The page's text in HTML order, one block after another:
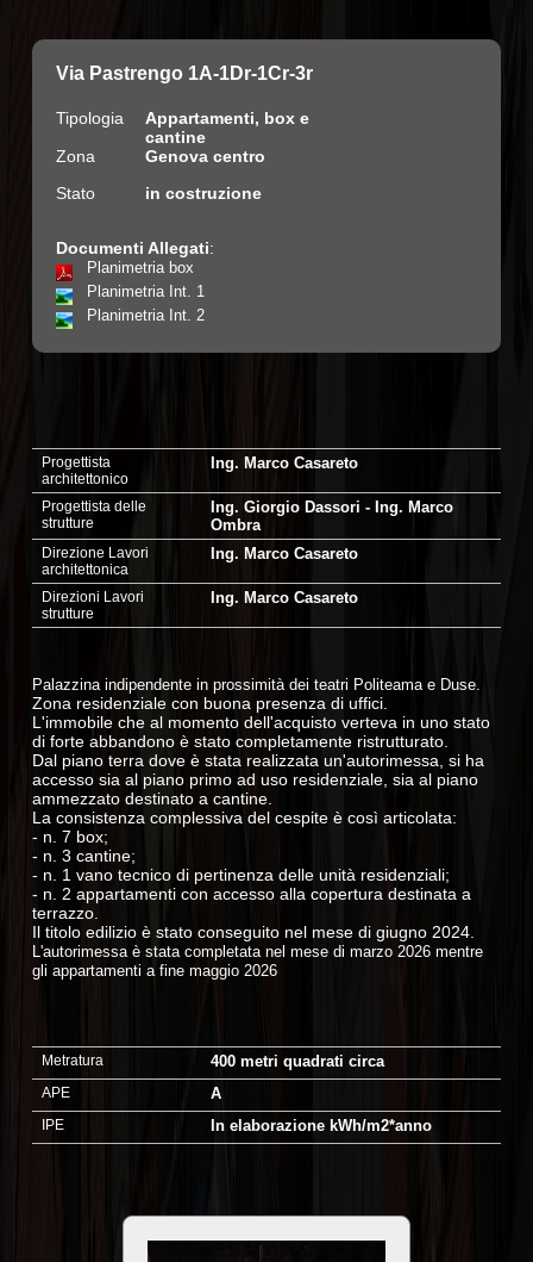
Via Pastrengo 1A-1Dr-1Cr-3r
Tipologia
Appartamenti, box e
cantine
Zona
Genova centro
Stato
in costruzione
Documenti Allegati:
Planimetria box
Planimetria Int. 1
Planimetria Int. 2
Progettista
architettonico
Ing. Marco Casareto
Progettista delle
strutture
Ing. Giorgio Dassori - Ing. Marco
Ombra
Direzione Lavori
architettonica
Ing. Marco Casareto
Direzioni Lavori
strutture
Ing. Marco Casareto
Palazzina indipendente in prossimità dei teatri Politeama e Duse.
Zona residenziale con buona presenza di uffici.
L'immobile che al momento dell'acquisto verteva in uno stato
di forte abbandono è stato completamente ristrutturato.
Dal piano terra dove è stata realizzata un'autorimessa, si ha
accesso sia al piano primo ad uso residenziale, sia al piano
ammezzato destinato a cantine.
La consistenza complessiva del cespite è così articolata:
- n. 7 box;
- n. 3 cantine;
- n. 1 vano tecnico di pertinenza delle unità residenziali;
- n. 2 appartamenti con accesso alla copertura destinata a
terrazzo.
Il titolo edilizio è stato conseguito nel mese di giugno 2024.
L'autorimessa è stata completata nel mese di marzo 2026 mentre
gli appartamenti a fine maggio 2026
Metratura 400 metri quadrati circa
APE A
IPE In elaborazione kWh/m2*anno